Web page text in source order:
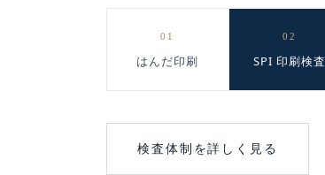
01
はんだ印刷
02
SPI 印刷検査
検査体制を詳しく見る